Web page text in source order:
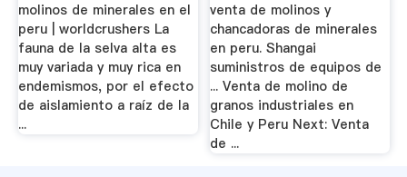
molinos de minerales en el
peru | worldcrushers La
fauna de la selva alta es
muy variada y muy rica en
endemismos, por el efecto
de aislamiento a raíz de la
...
venta de molinos y
chancadoras de minerales
en peru. Shangai
suministros de equipos de
... Venta de molino de
granos industriales en
Chile y Peru Next: Venta
de ...